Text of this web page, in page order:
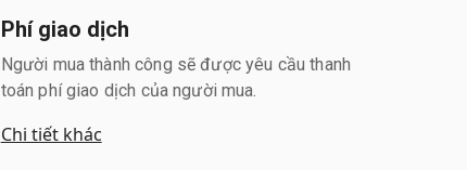
Phí giao dịch
Người mua thành công sẽ được yêu cầu thanh
toán phí giao dịch của người mua.
Chi tiết khác